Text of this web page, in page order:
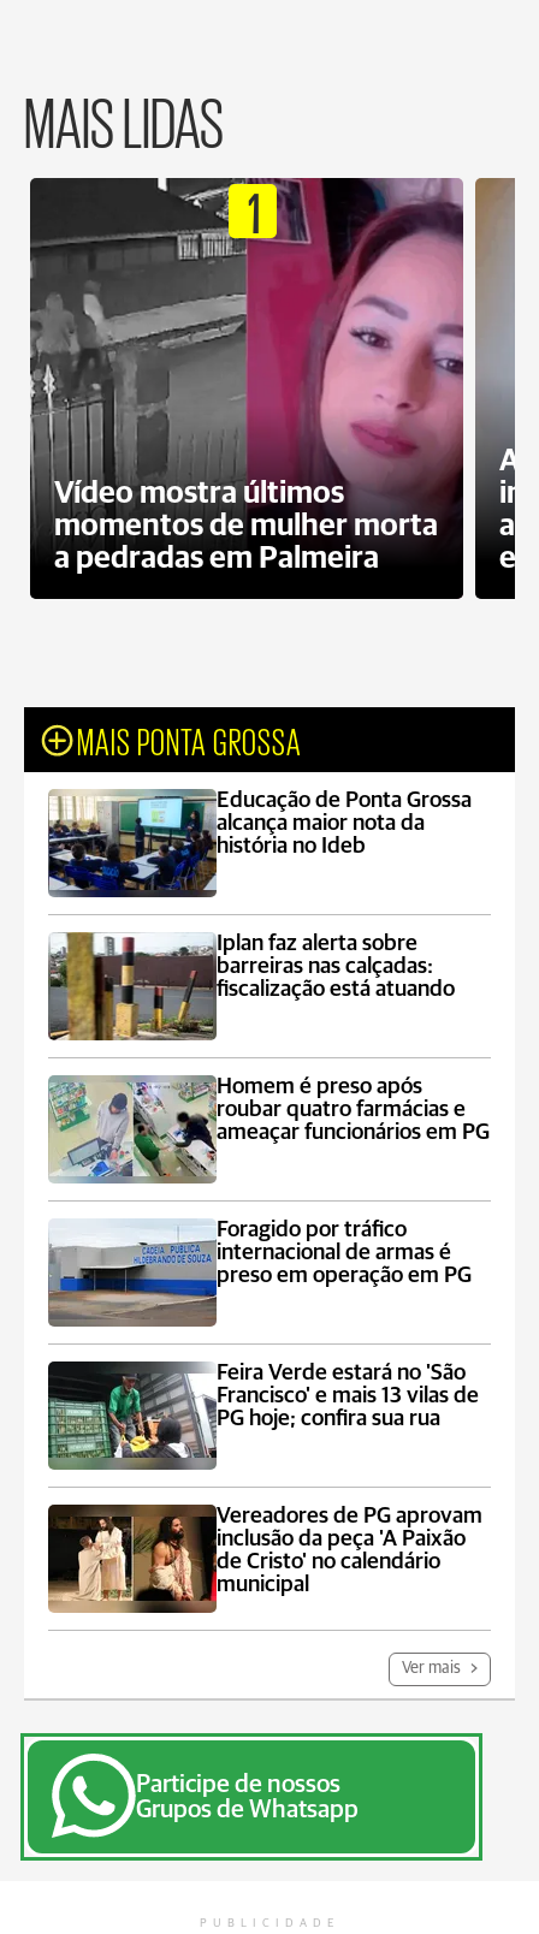
MAIS LIDAS
1
Vídeo mostra últimos
momentos de mulher morta
a pedradas em Palmeira
MAIS PONTA GROSSA
Educação de Ponta Grossa
alcança maior nota da
história no Ideb
Iplan faz alerta sobre
barreiras nas calçadas:
fiscalização está atuando
Homem é preso após
roubar quatro farmácias e
ameaçar funcionários em PG
Foragido por tráfico
internacional de armas é
preso em operação em PG
Feira Verde estará no 'São
Francisco' e mais 13 vilas de
PG hoje; confira sua rua
Vereadores de PG aprovam
inclusão da peça 'A Paixão
de Cristo' no calendário
municipal
Ver mais
Participe de nossos
Grupos de Whatsapp
PUBLICIDADE